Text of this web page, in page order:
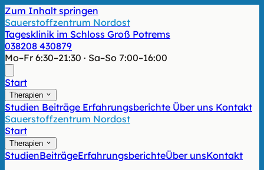
Zum Inhalt springen
Sauerstoffzentrum Nordost
Tagesklinik im Schloss Groß Potrems
038208 430879
Mo–Fr 6:30–21:30 · Sa–So 7:00–16:00
Start
Therapien
Studien Beiträge Erfahrungsberichte Über uns Kontakt
Sauerstoffzentrum Nordost
Start
Therapien
StudienBeiträgeErfahrungsberichteÜber unsKontakt